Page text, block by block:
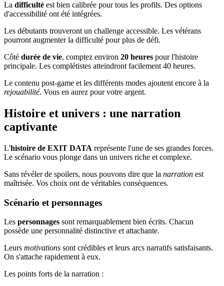
La difficulté est bien calibrée pour tous les profils. Des options
d'accessibilité ont été intégrées.
Les débutants trouveront un challenge accessible. Les vétérans
pourront augmenter la difficulté pour plus de défi.
Côté durée de vie, comptez environ 20 heures pour l'histoire
principale. Les complétistes atteindront facilement 40 heures.
Le contenu post-game et les différents modes ajoutent encore à la
rejouabilité. Vous en aurez pour votre argent.
Histoire et univers : une narration
captivante
L'histoire de EXIT DATA représente l'une de ses grandes forces.
Le scénario vous plonge dans un univers riche et complexe.
Sans révéler de spoilers, nous pouvons dire que la narration est
maîtrisée. Vos choix ont de véritables conséquences.
Scénario et personnages
Les personnages sont remarquablement bien écrits. Chacun
possède une personnalité distinctive et attachante.
Leurs motivations sont crédibles et leurs arcs narratifs satisfaisants.
On s'attache rapidement à eux.
Les points forts de la narration :